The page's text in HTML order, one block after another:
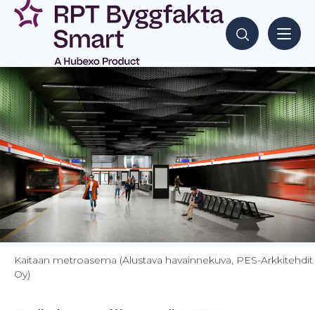
Siirry
sisältöön
Hae sisältöjä
Kaitaan metroasema (Alustava havainnekuva, PES-Arkkitehdit
Oy)